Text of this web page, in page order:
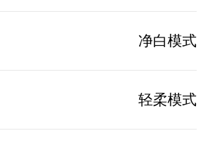
净白模式
轻柔模式